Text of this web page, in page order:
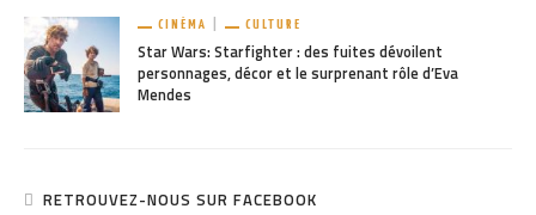
CINÉMA CULTURE
Star Wars: Starfighter : des fuites dévoilent
personnages, décor et le surprenant rôle d’Eva
Mendes
RETROUVEZ-NOUS SUR FACEBOOK